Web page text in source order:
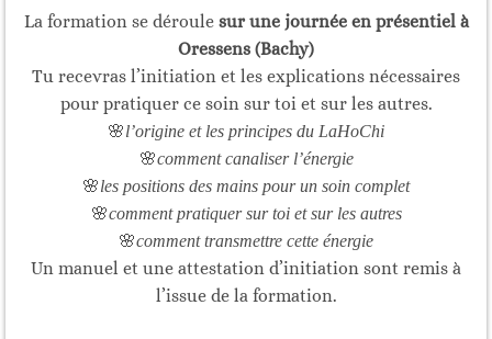
La formation se déroule sur une journée en présentiel à
Oressens (Bachy)
Tu recevras l’initiation et les explications nécessaires
pour pratiquer ce soin sur toi et sur les autres.
🌸l’origine et les principes du LaHoChi
🌸comment canaliser l’énergie
🌸les positions des mains pour un soin complet
🌸comment pratiquer sur toi et sur les autres
🌸comment transmettre cette énergie
Un manuel et une attestation d’initiation sont remis à
l’issue de la formation.